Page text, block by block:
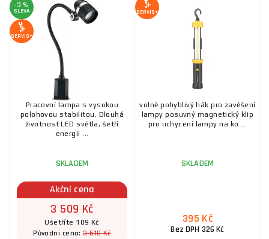
-3 %
SLEVA
SERVIS+
Pracovní lampa s vysokou
polohovou stabilitou. Dlouhá
životnost LED světla, šetří
energii ...
SKLADEM
Akční cena
3 509 Kč
Ušetříte 109 Kč
Původní cena:3 618 Kč
SERVIS+
volně pohyblivý hák pro zavěšení
lampy posuvný magnetický klip
pro uchycení lampy na ko ...
SKLADEM
395 Kč
Bez DPH 326 Kč